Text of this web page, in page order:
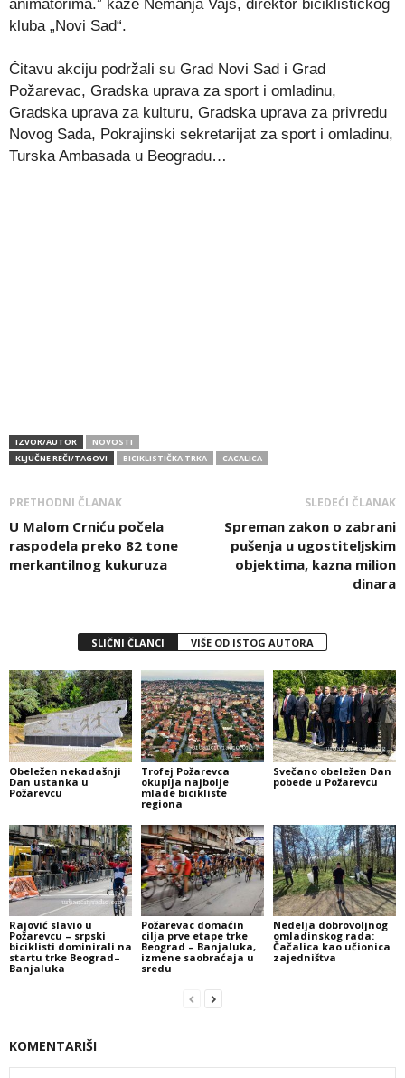
animatorima.” kaže Nemanja Vajs, direktor biciklističkog
kluba „Novi Sad“.
Čitavu akciju podržali su Grad Novi Sad i Grad
Požarevac, Gradska uprava za sport i omladinu,
Gradska uprava za kulturu, Gradska uprava za privredu
Novog Sada, Pokrajinski sekretarijat za sport i omladinu,
Turska Ambasada u Beogradu…
IZVOR/AUTOR
NOVOSTI
KLJUČNE REČI/TAGOVI
BICIKLISTIČKA TRKA CACALICA
PRETHODNI ČLANAK
U Malom Crniću počela
raspodela preko 82 tone
merkantilnog kukuruza
SLEDEĆI ČLANAK
Spreman zakon o zabrani
pušenja u ugostiteljskim
objektima, kazna milion
dinara
SLIČNI ČLANCI VIŠE OD ISTOG AUTORA
Obeležen nekadašnji
Dan ustanka u
Požarevcu
Trofej Požarevca
okuplja najbolje
mlade bicikliste
regiona
Svečano obeležen Dan
pobede u Požarevcu
Rajović slavio u
Požarevcu – srpski
biciklisti dominirali na
startu trke Beograd–
Banjaluka
Požarevac domaćin
cilja prve etape trke
Beograd – Banjaluka,
izmene saobraćaja u
sredu
Nedelja dobrovoljnog
omladinskog rada:
Čačalica kao učionica
zajedništva
KOMENTARIŠI